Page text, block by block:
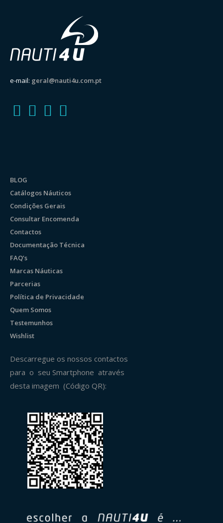
e-mail: geral@nauti4u.com.pt
BLOG
Catálogos Náuticos
Condições Gerais
Consultar Encomenda
Contactos
Documentação Técnica
FAQ’s
Marcas Náuticas
Parcerias
Política de Privacidade
Quem Somos
Testemunhos
Wishlist
Descarregue os nossos contactos
para o seu Smartphone através
desta imagem (Código QR):